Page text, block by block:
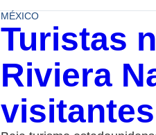
MÉXICO
Turistas
Riviera